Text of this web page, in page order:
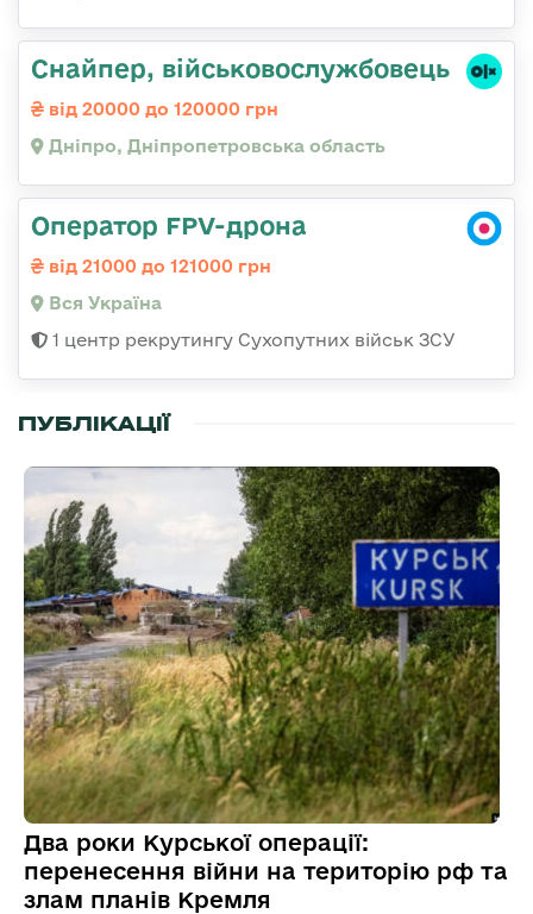
Снайпер, військовослужбовець
від 20000 до 120000 грн
Дніпро, Дніпропетровська область
Оператор FPV-дрона
від 21000 до 121000 грн
Вся Україна
1 центр рекрутингу Сухопутних військ ЗСУ
ПУБЛІКАЦІЇ
Два роки Курської операції:
перенесення війни на територію рф та
злам планів Кремля